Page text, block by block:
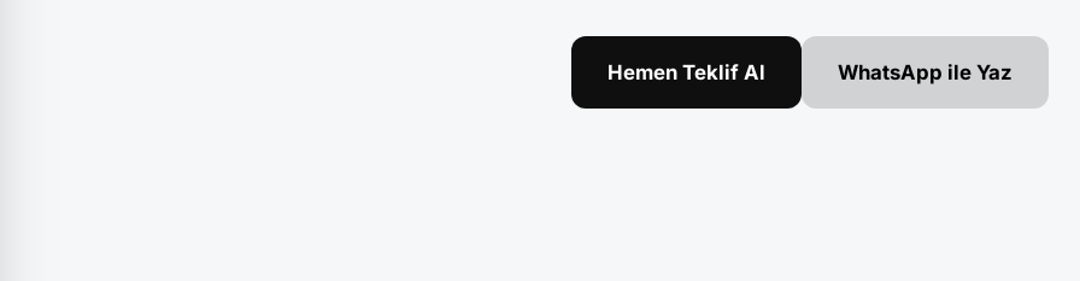
Hemen Teklif Al WhatsApp ile Yaz